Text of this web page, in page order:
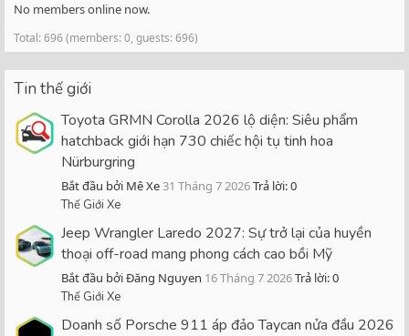
No members online now.
Total: 696 (members: 0, guests: 696)
Tin thế giới
Toyota GRMN Corolla 2026 lộ diện: Siêu phẩm
hatchback giới hạn 730 chiếc hội tụ tinh hoa
Nürburgring
Bắt đầu bởi Mê Xe31 Tháng 7 2026Trả lời: 0
Thế Giới Xe
Jeep Wrangler Laredo 2027: Sự trở lại của huyền
thoại off-road mang phong cách cao bồi Mỹ
Bắt đầu bởi Đăng Nguyen 16 Tháng 7 2026Trả lời: 0
Thế Giới Xe
Doanh số Porsche 911 áp đảo Taycan nửa đầu 2026